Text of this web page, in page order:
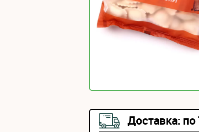
Доставка: по